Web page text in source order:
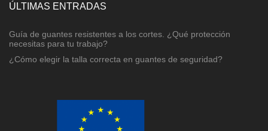
ÚLTIMAS ENTRADAS
Guía de guantes resistentes a los cortes. ¿Qué protección
necesitas para tu trabajo?
¿Cómo elegir la talla correcta en guantes de seguridad?